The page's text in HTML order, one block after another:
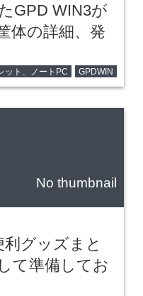
GPD WIN3が
体の詳細、発
ット、ノートPC GPDWIN
No thumbnail
グッズまと
て準備してお